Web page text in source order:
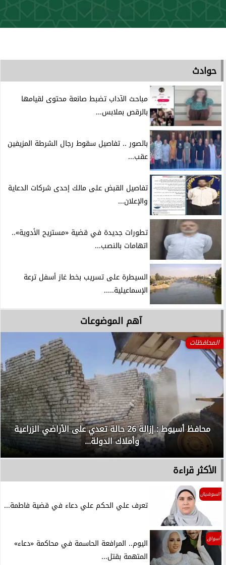
حوادث
مباحث الآداب تضبط صانعة محتوى لقيامها
بالرقص بملابس...
بالصور .. تفاصيل سقوط رجال الشرطة المزيفين
عقب...
تفاصيل القبض على مالك إحدى شركات الدعاية
والإعلان...
تطورات جديدة في قضية «مستريح الأدوية»..
اتهامات بالنصب...
السيطرة على تسريب بخط غاز أسفل ترعة
الإسماعيلية.....
آهم الموضوعات
المحافظات
محافظ أسيوط : إزالة 26 حالة تعدي على الأراضي الزراعية
وأملاك الدولة...
الأكثر قراءة
السوشيال
تعرف علي الحكم علي دعاء في قضية فاطمة...
أسواق
اليوم.. المرافعة الحاسمة في محاكمة «دعاء»
المتهمة بقتل...